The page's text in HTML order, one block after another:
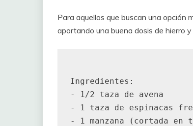
Para aquellos que buscan una opción
aportando una buena dosis de hierro
Ingredientes:
- 1/2 taza de avena
- 1 taza de espinacas
- 1 manzana (cortada en